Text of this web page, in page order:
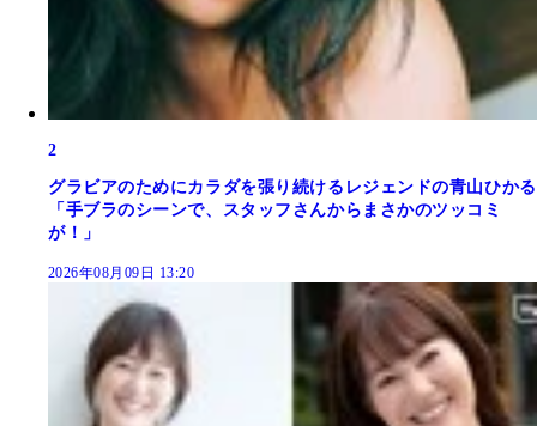
2
グラビアのためにカラダを張り続けるレジェンドの青山ひかる
「手ブラのシーンで、スタッフさんからまさかのツッコミ
が！」
2026年08月09日 13:20